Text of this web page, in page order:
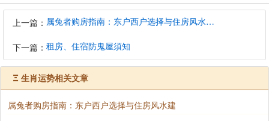
上一篇： 属兔者购房指南：东户西户选择与住房风水建议
下一篇： 租房、住宿防鬼屋須知
Ξ 生肖运势相关文章
属兔者购房指南：东户西户选择与住房风水建